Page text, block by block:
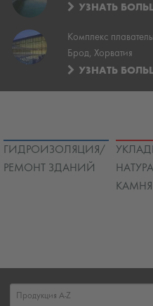
УЗНАТЬ
Комплекс
Брод, Хорватия
УЗНАТЬ
ГИДРОИЗОЛЯЦИЯ/
РЕМОНТ ЗДАНИЙ
КАМНЯ